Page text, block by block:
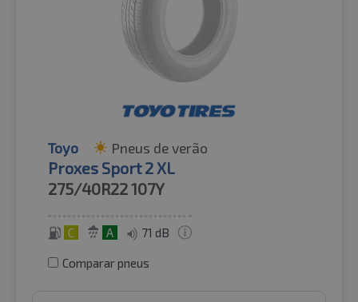
Toyo Pneus de verão
Proxes Sport 2 XL
275/40R22107Y
C A 71 dB
Comparar pneus